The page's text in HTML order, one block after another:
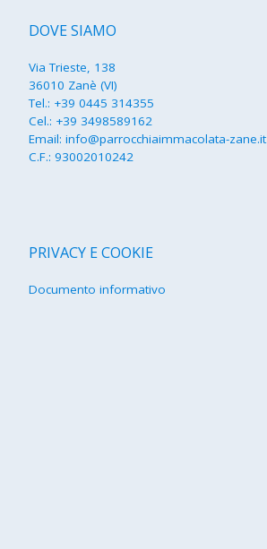
DOVE SIAMO
Via Trieste, 138
36010 Zanè (VI)
Tel.: +39 0445 314355
Cel.: +39 3498589162
Email: info@parrocchiaimmacolata-zane.it
C.F.: 93002010242
PRIVACY E COOKIE
Documento informativo